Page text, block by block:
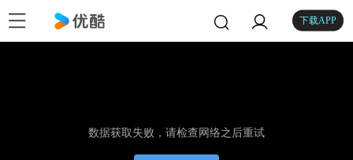
下载APP
数据获取失败，请检查网络之后重试